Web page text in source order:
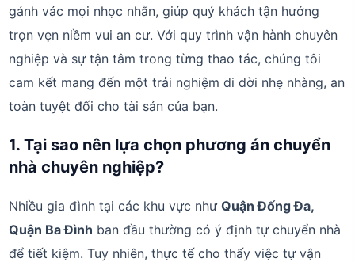
gánh vác mọi nhọc nhằn, giúp quý khách tận hưởng
trọn vẹn niềm vui an cư. Với quy trình vận hành chuyên
nghiệp và sự tận tâm trong từng thao tác, chúng tôi
cam kết mang đến một trải nghiệm di dời nhẹ nhàng, an
toàn tuyệt đối cho tài sản của bạn.
1. Tại sao nên lựa chọn phương án chuyển
nhà chuyên nghiệp?
Nhiều gia đình tại các khu vực nhưQuận Đống Đa,
Quận Ba Đình ban đầu thường có ý định tự chuyển nhà
để tiết kiệm. Tuy nhiên, thực tế cho thấy việc tự vận